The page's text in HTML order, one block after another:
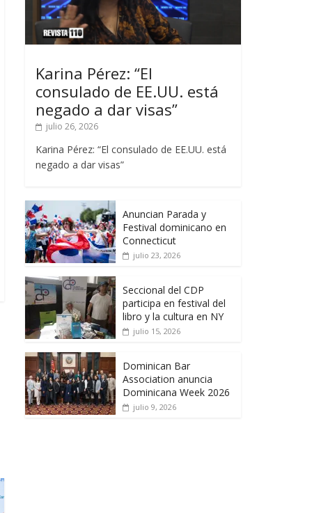
Karina Pérez: “El
consulado de EE.UU. está
negado a dar visas”
julio 26, 2026
Karina Pérez: “El consulado de EE.UU. está
negado a dar visas”
Anuncian Parada y
Festival dominicano en
Connecticut
julio 23, 2026
Seccional del CDP
participa en festival del
libro y la cultura en NY
julio 15, 2026
Dominican Bar
Association anuncia
Dominicana Week 2026
julio 9, 2026